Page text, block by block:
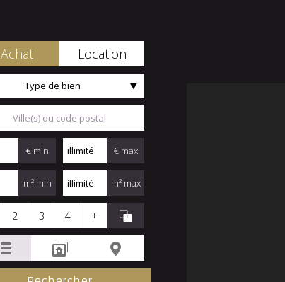
Achat Location
Type de bien
€ min € max
m² min m² max
2 3 4 +